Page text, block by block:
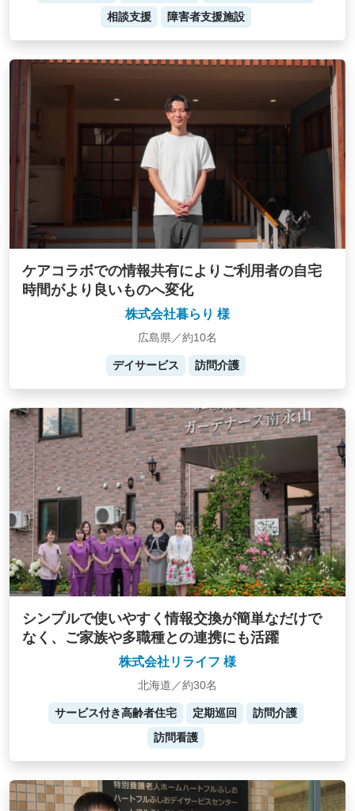
相談支援
障害者支援施設
ケアコラボでの情報共有によりご利用者の自宅
時間がより良いものへ変化
株式会社暮らり 様
広島県／約10名
デイサービス 訪問介護
シンプルで使いやすく情報交換が簡単なだけで
なく、ご家族や多職種との連携にも活躍
株式会社リライフ 様
北海道／約30名
サービス付き高齢者住宅 定期巡回
訪問介護
訪問看護